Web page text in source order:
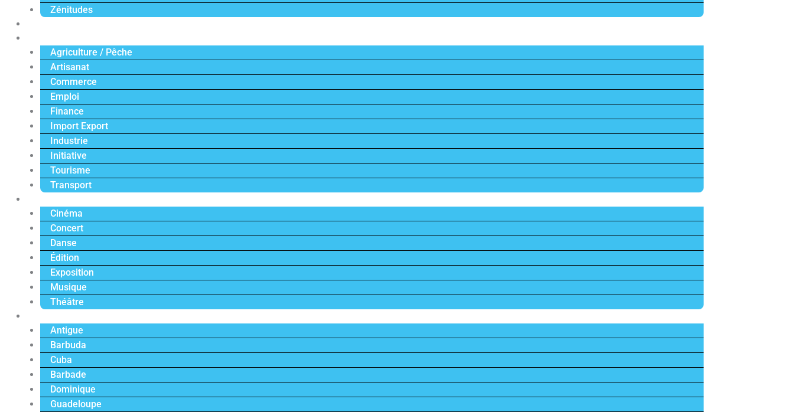
Zénitudes
Agriculture / Pêche
Artisanat
Commerce
Emploi
Finance
Import Export
Industrie
Initiative
Tourisme
Transport
Cinéma
Concert
Danse
Édition
Exposition
Musique
Théâtre
Antigue
Barbuda
Cuba
Barbade
Dominique
Guadeloupe